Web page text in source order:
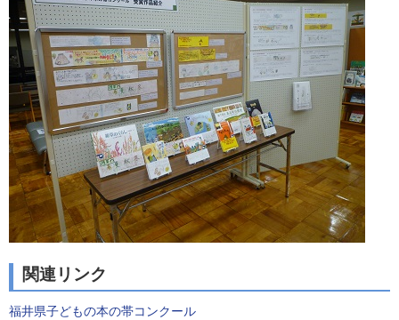
関連リンク
福井県子どもの本の帯コンクール